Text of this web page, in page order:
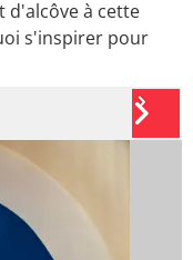
d'alcôve à cette
s'inspirer pour